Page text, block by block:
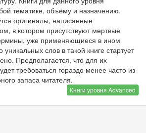
тематике, объёму и назначению.
оригиналы, написанные
в котором присутствуют мертвые
уже применяющиеся в ином
уникальных слов в такой книге стартует
Предполагается, что для их
требоваться гораздо менее часто из-
запаса читателя.
Книги уровня Advanced